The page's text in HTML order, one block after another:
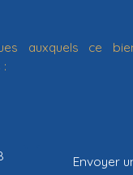
auxquels ce
Envoyer